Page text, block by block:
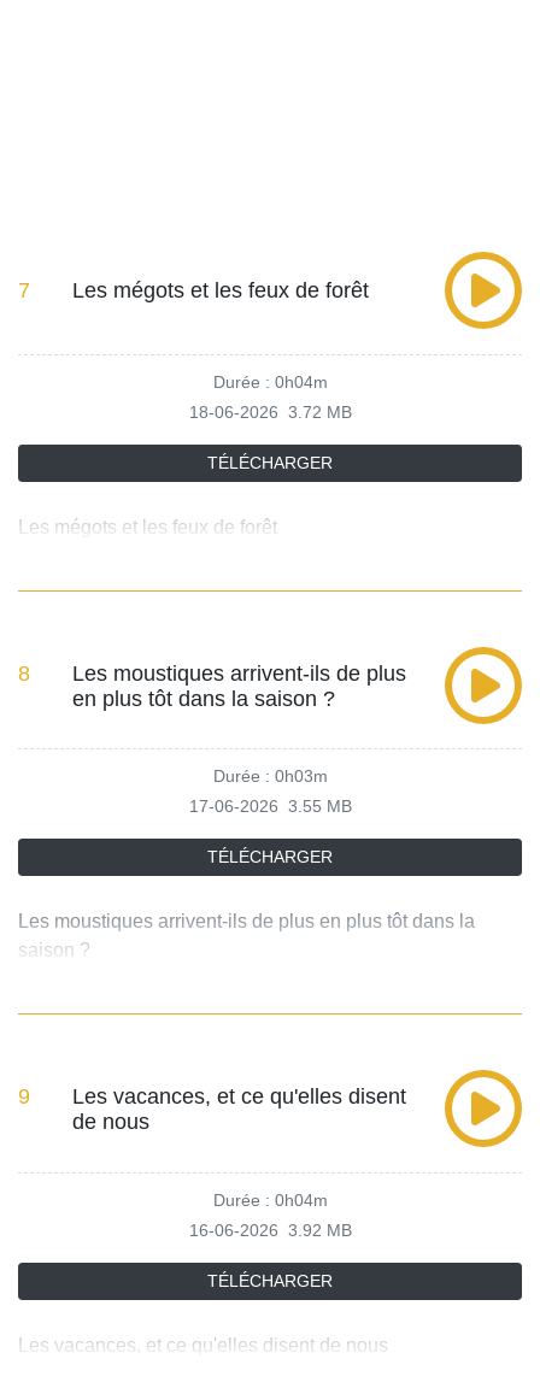
7 Les mégots et les feux de forêt
Durée : 0h04m
18-06-2026 3.72 MB
TÉLÉCHARGER
Les mégots et les feux de forêt
8
Les moustiques arrivent-ils de plus
en plus tôt dans la saison ?
Durée : 0h03m
17-06-2026 3.55 MB
TÉLÉCHARGER
Les moustiques arrivent-ils de plus en plus tôt dans la
saison ?
9
Les vacances, et ce qu'elles disent
de nous
Durée : 0h04m
16-06-2026 3.92 MB
TÉLÉCHARGER
Les vacances, et ce qu'elles disent de nous